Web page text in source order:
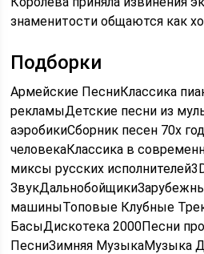
знаменитости общаются как
Подборки
Армейские ПесниКлассика
рекламыДетские песни из
аэробикиСборник песен 70х
человекаКлассика в
миксы русских
машиныТоповые Клубные
БасыДискотека 2000Песни
ПесниЗимняя МузыкаМузыка